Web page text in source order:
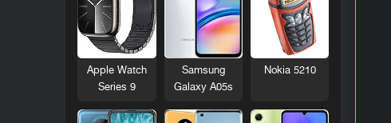
Nokia 5210
Samsung
Galaxy A05s
Apple Watch
Series 9